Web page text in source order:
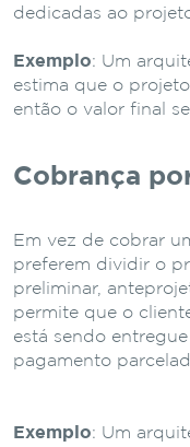
dedicadas ao
Exemplo: Um
estima que o
então o valor final
Cobrança
Em vez de cobrar
preferem dividir o
preliminar,
permite que o
está sendo
pagamento
Exemplo: Um